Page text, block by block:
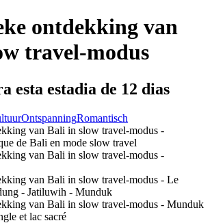
ontdekking van
travel-modus
esta estadia de 12 dias
OntspanningRomantisch